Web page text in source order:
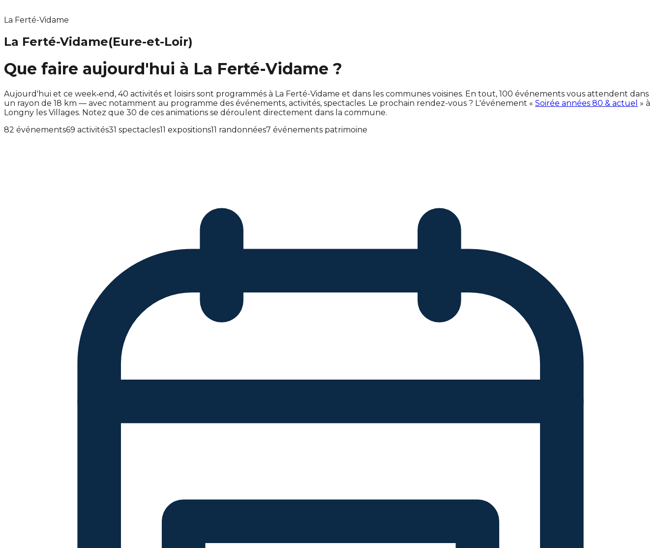
La Ferté-Vidame
La Ferté-Vidame(Eure-et-Loir)
Que faire aujourd'hui à La Ferté-Vidame ?
Aujourd'hui et ce week‑end, 40 activités et loisirs sont programmés à La Ferté-Vidame et dans les communes voisines. En tout, 100 événements vous attendent dans
un rayon de 18 km — avec notamment au programme des événements, activités, spectacles. Le prochain rendez-vous ? L'événement « Soirée années 80 & actuel » à
Longny les Villages. Notez que 30 de ces animations se déroulent directement dans la commune.
82 événements69 activités31 spectacles11 expositions11 randonnées7 événements patrimoine